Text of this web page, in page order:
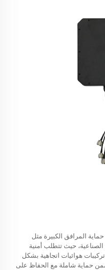
المرافق الكبيرة مثل
حيث تتطلب أمنية
هوائيات اتجاهية بشكل
حماية شاملة مع الحفاظ على